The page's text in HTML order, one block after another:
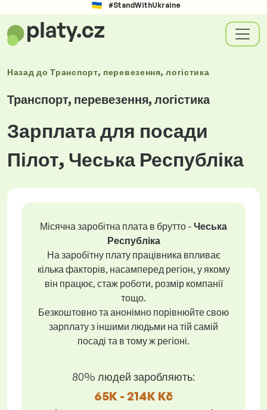
#StandWithUkraine
Назад доТранспорт, перевезення, логістика
Транспорт, перевезення, логістика
Зарплата для посади
Пілот, Чеська Республіка
Місячна заробітна плата в брутто - Чеська
Республіка
На заробітну плату працівника впливає
кілька факторів, насамперед регіон, у якому
він працює, стаж роботи, розмір компанії
тощо.
Безкоштовно та анонімно порівнюйте свою
зарплату з іншими людьми на тій самій
посаді та в тому ж регіоні.
80% людей заробляють:
65K - 214K Kč